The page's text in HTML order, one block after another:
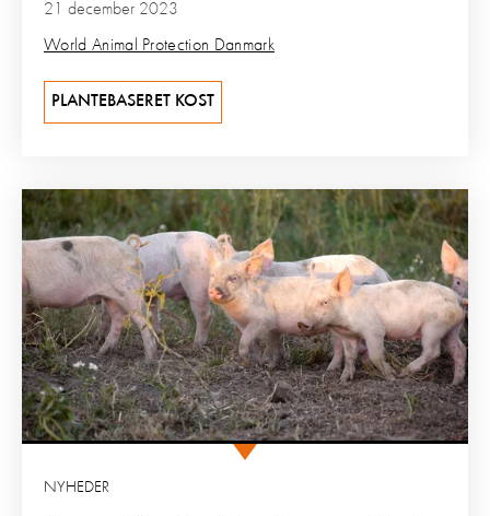
21 december 2023
World Animal Protection Danmark
PLANTEBASERET KOST
NYHEDER